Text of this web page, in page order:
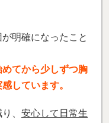
明確になったこと
てから少しずつ胸
しています。
、 安心して日常生